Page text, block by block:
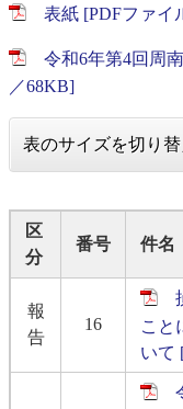
表紙 [PDFファイ
令和6年第4回周
／68KB]
表のサイズを切り替
区
分
番号 件名
報
告
16
こと
いて